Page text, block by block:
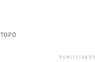
TOPO
PUBLICIDADE